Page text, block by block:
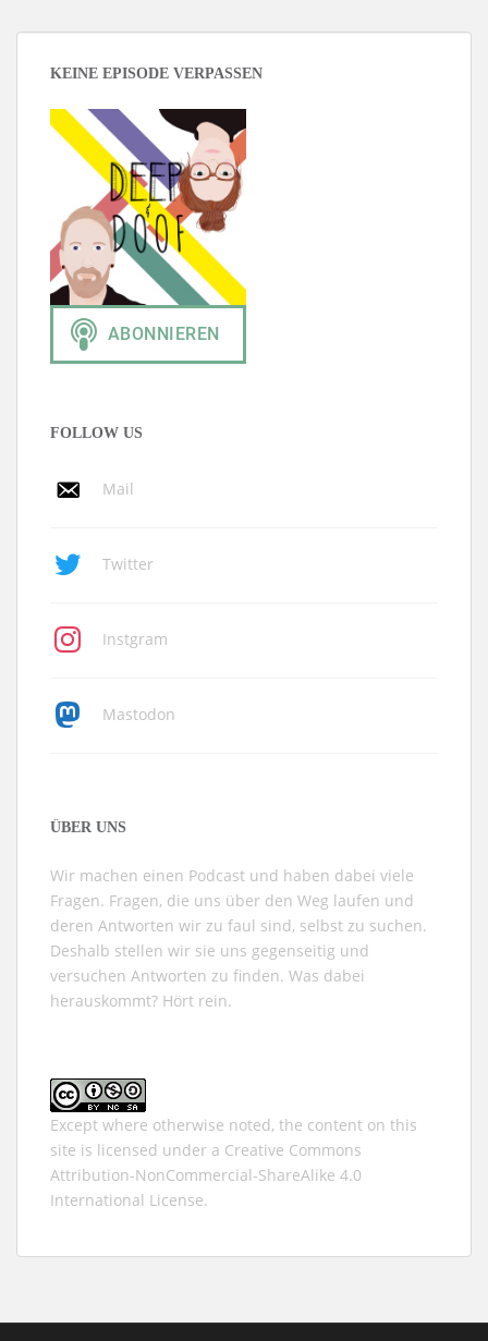
KEINE EPISODE VERPASSEN
FOLLOW US
Mail
Twitter
Instgram
Mastodon
ÜBER UNS
Wir machen einen Podcast und haben dabei viele
Fragen. Fragen, die uns über den Weg laufen und
deren Antworten wir zu faul sind, selbst zu suchen.
Deshalb stellen wir sie uns gegenseitig und
versuchen Antworten zu finden. Was dabei
herauskommt? Hört rein.
Except where otherwise noted, the content on this
site is licensed under a Creative Commons
Attribution-NonCommercial-ShareAlike 4.0
International License.